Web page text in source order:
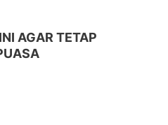
AGAR TETAP